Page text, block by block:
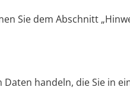
Sie dem Abschnitt
handeln, die Sie in